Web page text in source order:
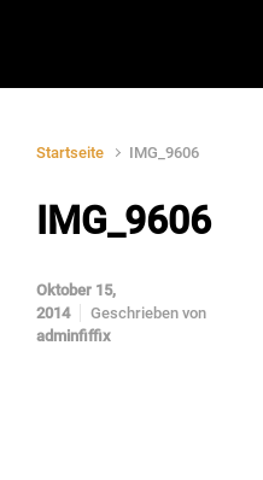
Startseite IMG_9606
IMG_9606
Oktober 15,
2014
Geschrieben von
adminfiffix